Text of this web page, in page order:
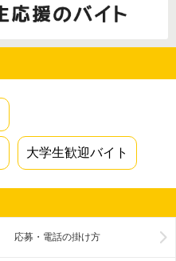
大学生歓迎バイト
応募・電話の掛け方